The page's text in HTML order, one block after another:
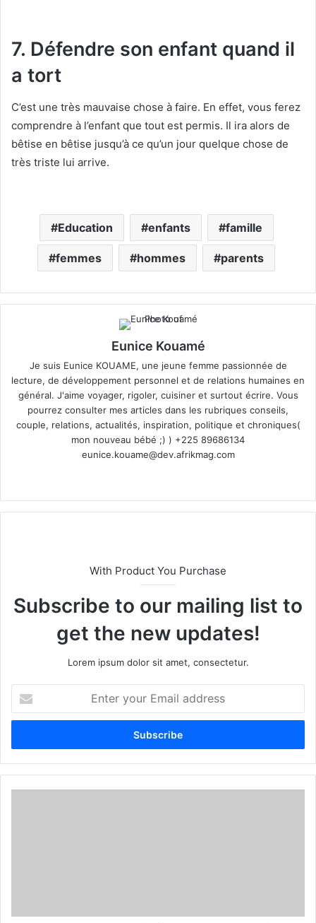
7. Défendre son enfant quand il
a tort
C’est une très mauvaise chose à faire. En effet, vous ferez
comprendre à l’enfant que tout est permis. Il ira alors de
bêtise en bêtise jusqu’à ce qu’un jour quelque chose de
très triste lui arrive.
Education enfants famille
femmes hommes parents
Eunice Kouamé
Je suis Eunice KOUAME, une jeune femme passionnée de
lecture, de développement personnel et de relations humaines en
général. J'aime voyager, rigoler, cuisiner et surtout écrire. Vous
pourrez consulter mes articles dans les rubriques conseils,
couple, relations, actualités, inspiration, politique et chroniques(
mon nouveau bébé ;) ) +225 89686134
eunice.kouame@dev.afrikmag.com
te
With Product You Purchase
Subscribe to our mailing list to
get the new updates!
Lorem ipsum dolor sit amet, consectetur.
t
r
y